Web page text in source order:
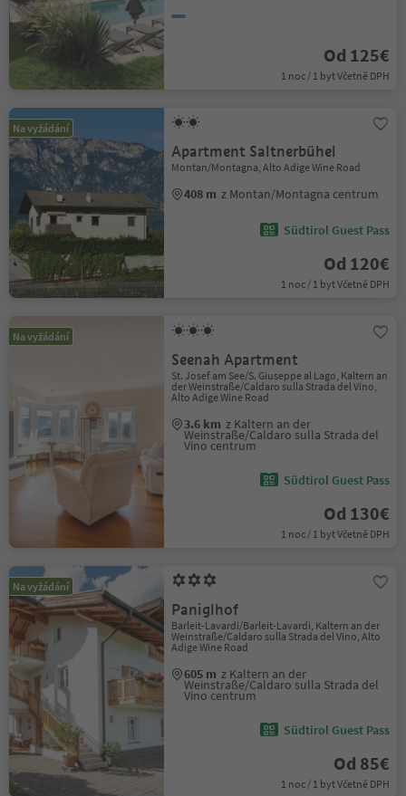
Od 125€
1 noc / 1 byt Včetně DPH
Na vyžádání
Apartment Saltnerbühel
Montan/Montagna, Alto Adige Wine Road
408 m z Montan/Montagna centrum
Südtirol Guest Pass
Od 120€
1 noc / 1 byt Včetně DPH
Na vyžádání
Seenah Apartment
St. Josef am See/S. Giuseppe al Lago, Kaltern an
der Weinstraße/Caldaro sulla Strada del Vino,
Alto Adige Wine Road
3.6 km z Kaltern an der
Weinstraße/Caldaro sulla Strada del
Vino centrum
Südtirol Guest Pass
Od 130€
1 noc / 1 byt Včetně DPH
Na vyžádání
Paniglhof
Barleit-Lavardi/Barleit-Lavardi, Kaltern an der
Weinstraße/Caldaro sulla Strada del Vino, Alto
Adige Wine Road
605 m z Kaltern an der
Weinstraße/Caldaro sulla Strada del
Vino centrum
Südtirol Guest Pass
Od 85€
1 noc / 1 byt Včetně DPH